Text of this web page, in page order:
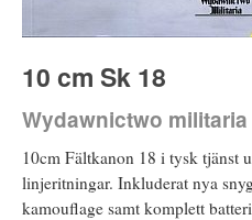
10 cm Sk 18
Wydawnictwo militaria
10cm Fältkanon 18 i tysk tjänst
linjeritningar. Inkluderat nya
kamouflage samt komplett